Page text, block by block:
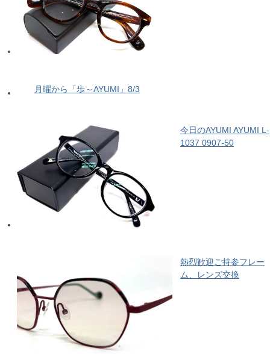
月曜から「歩～AYUMI」8/3
今日のAYUMI AYUMI L-
1037 0907-50
熱烈歓迎ご持参フレー
ム、レンズ交換